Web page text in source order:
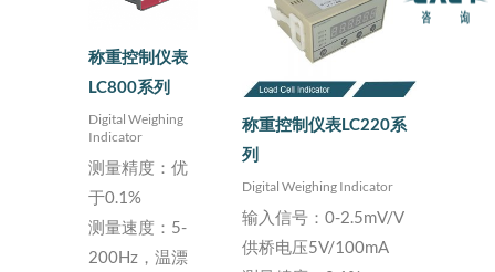
称重控制仪表
LC800系列
Digital Weighing
Indicator
测量精度：优
于0.1%
测量速度：5-
200Hz，温漂
称重控制仪表LC220系
列
Digital Weighing Indicator
输入信号：0-2.5mV/V
供桥电压5V/100mA